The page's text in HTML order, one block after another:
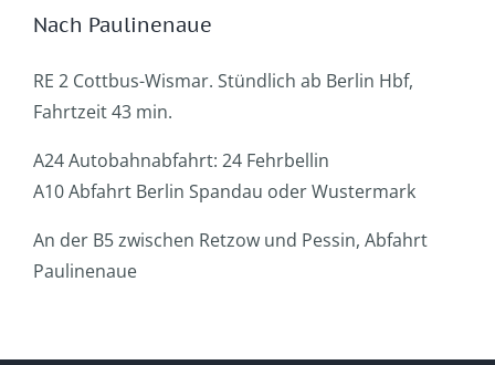
Nach Paulinenaue
RE 2 Cottbus-Wismar. Stündlich ab Berlin Hbf,
Fahrtzeit 43 min.
A24 Autobahnabfahrt: 24 Fehrbellin
A10 Abfahrt Berlin Spandau oder Wustermark
An der B5 zwischen Retzow und Pessin, Abfahrt
Paulinenaue